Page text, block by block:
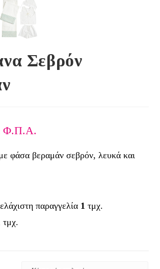
Σεβρόν
Φ.Π.Α.
φάσα βεραμάν σεβρόν, λευκά και
παραγγελία 1 τμχ.
τμχ.